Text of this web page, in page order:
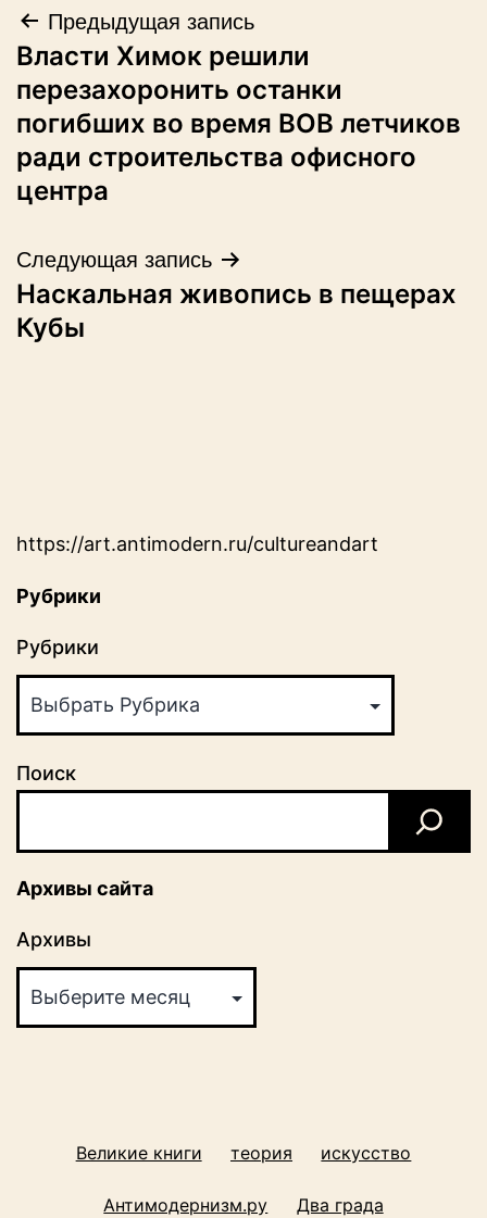
Навигация
по
записям
Предыдущая запись
Власти Химок решили
перезахоронить останки
погибших во время ВОВ летчиков
ради строительства офисного
центра
Следующая запись
Наскальная живопись в пещерах
Кубы
https://art.antimodern.ru/cultureandart
Рубрики
Рубрики
Поиск
Архивы сайта
Архивы
Великие книги теория искусство
Антимодернизм.ру Два града